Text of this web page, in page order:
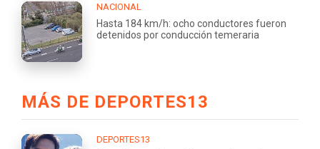
NACIONAL
Hasta 184 km/h: ocho conductores fueron
detenidos por conducción temeraria
MÁS DE DEPORTES13
DEPORTES13